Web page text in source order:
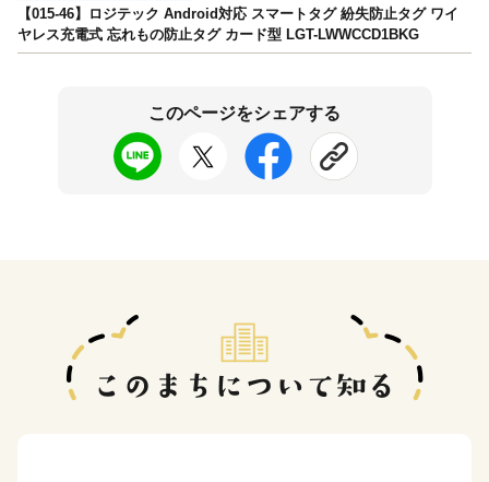
【015-46】ロジテック Android対応 スマートタグ 紛失防止タグ ワイ
ヤレス充電式 忘れもの防止タグ カード型 LGT-LWWCCD1BKG
このページをシェアする